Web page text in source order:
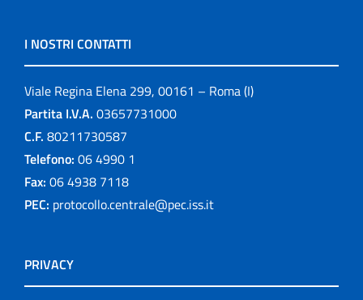
I NOSTRI CONTATTI
Viale Regina Elena 299, 00161 – Roma (I)
Partita I.V.A. 03657731000
C.F. 80211730587
Telefono: 06 4990 1
Fax: 06 4938 7118
PEC: protocollo.centrale@pec.iss.it
PRIVACY